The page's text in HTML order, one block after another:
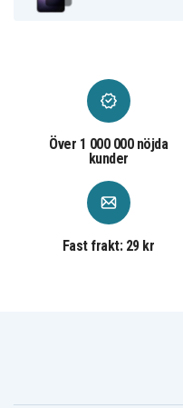
Över 1 000 000 nöjda
kunder
Fast frakt: 29 kr